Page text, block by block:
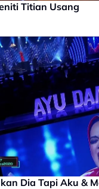
Titian Usang
Dia Tapi Aku &